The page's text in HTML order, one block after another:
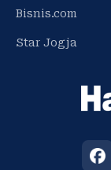
Bisnis.com
Star Jogja